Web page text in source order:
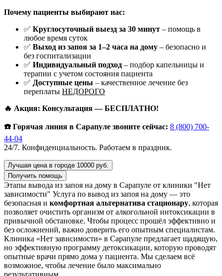
Почему пациенты выбирают нас:
✅ Круглосуточный выезд за 30 минут – помощь в
любое время суток
✅ Выход из запоя за 1–2 часа на дому – безопасно и
без госпитализации
✅ Индивидуальный подход – подбор капельницы и
терапии с учетом состояния пациента
✅ Доступные цены – качественное лечение без
переплаты НЕДОРОГО
🔥 Акция: Консультация — БЕСПЛАТНО!
☎️ Горячая линия в Сарапуле звоните сейчас: 8 (800) 700-
44-04
24/7. Конфиденциальность. Работаем в праздник.
Лучшая цена в городе 10000 руб.
Получить помощь
Этапы вывода из запоя на дому в Сарапуле от клиники "Нет
зависимости" Услуга по вывод из запоя на дому — это
безопасная и комфортная альтернатива стационару, которая
позволяет очистить организм от алкогольной интоксикации в
привычной обстановке. Чтобы процесс прошёл эффективно и
без осложнений, важно доверить его опытным специалистам.
Клиника «Нет зависимости» в Сарапуле предлагает щадящую,
но эффективную программу детоксикации, которую проводят
опытные врачи прямо дома у пациента. Мы сделаем всё
возможное, чтобы лечение было максимально
результативным.